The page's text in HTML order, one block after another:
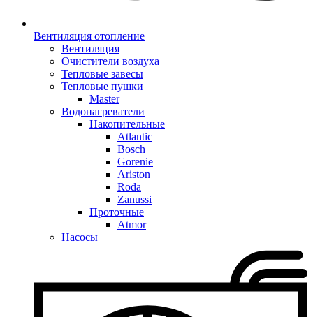
Вентиляция отопление
Вентиляция
Очистители воздуха
Тепловые завесы
Тепловые пушки
Master
Водонагреватели
Накопительные
Atlantic
Bosch
Gorenie
Ariston
Roda
Zanussi
Проточные
Atmor
Насосы